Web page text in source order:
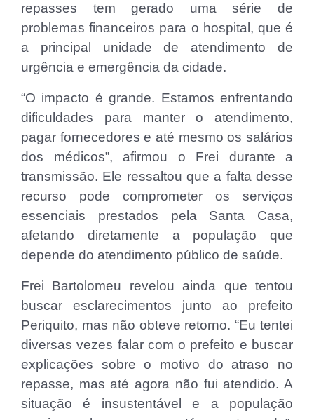
repasses tem gerado uma série de
problemas financeiros para o hospital, que é
a principal unidade de atendimento de
urgência e emergência da cidade.
“O impacto é grande. Estamos enfrentando
dificuldades para manter o atendimento,
pagar fornecedores e até mesmo os salários
dos médicos”, afirmou o Frei durante a
transmissão. Ele ressaltou que a falta desse
recurso pode comprometer os serviços
essenciais prestados pela Santa Casa,
afetando diretamente a população que
depende do atendimento público de saúde.
Frei Bartolomeu revelou ainda que tentou
buscar esclarecimentos junto ao prefeito
Periquito, mas não obteve retorno. “Eu tentei
diversas vezes falar com o prefeito e buscar
explicações sobre o motivo do atraso no
repasse, mas até agora não fui atendido. A
situação é insustentável e a população